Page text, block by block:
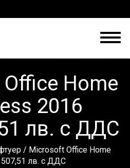
Home
2016
лв. с ДДС
/ Microsoft Office Home
507,51 лв. с ДДС